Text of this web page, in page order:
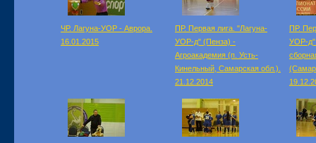
ЧР. Лагуна-УОР - Аврора.
16.01.2015
ПР. Первая лига. "Лагуна-
УОР-д" (Пенза) -
Агроакадемия (п. Усть-
Кинельный, Самарская обл.).
21.12.2014
ПР.
УОР-д"